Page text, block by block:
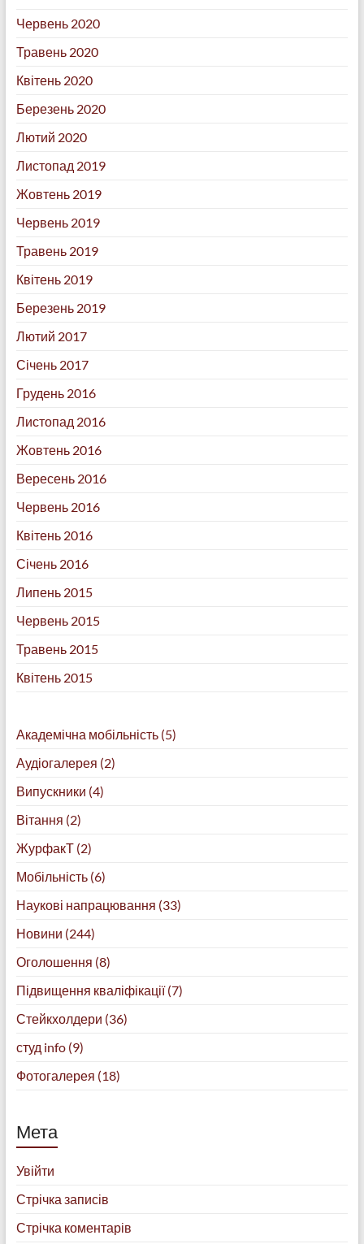
Червень 2020
Травень 2020
Квітень 2020
Березень 2020
Лютий 2020
Листопад 2019
Жовтень 2019
Червень 2019
Травень 2019
Квітень 2019
Березень 2019
Лютий 2017
Січень 2017
Грудень 2016
Листопад 2016
Жовтень 2016
Вересень 2016
Червень 2016
Квітень 2016
Січень 2016
Липень 2015
Червень 2015
Травень 2015
Квітень 2015
Академічна мобільність(5)
Аудіогалерея (2)
Випускники (4)
Вітання (2)
ЖурфакТ(2)
Мобільність(6)
Наукові напрацювання (33)
Новини (244)
Оголошення (8)
Підвищення кваліфікації(7)
Стейкхолдери (36)
студ info(9)
Фотогалерея (18)
Мета
Увійти
Стрічка записів
Стрічка коментарів